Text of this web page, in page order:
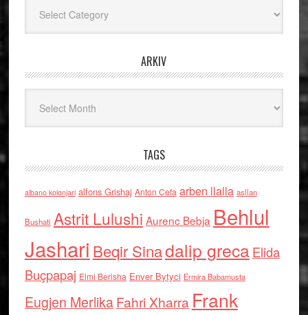
ARKIV
TAGS
albano kolonjari alfons Grishaj Anton Cefa arben llalla asllan
Bushati Astrit Lulushi Aurenc Bebja Behlul
Jashari Beqir Sinadalip grecaElida
Buçpapaj Elmi Berisha Enver Bytyci Ermira Babamusta
Eugjen MerlikaFahri Xharra Frank